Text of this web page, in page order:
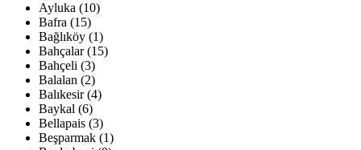
Ayluka (10)
Bafra (15)
Bağlıköy (1)
Bahçalar (15)
Bahçeli (3)
Balalan (2)
Balıkesir (4)
Baykal (6)
Bellapais (3)
Beşparmak (1)